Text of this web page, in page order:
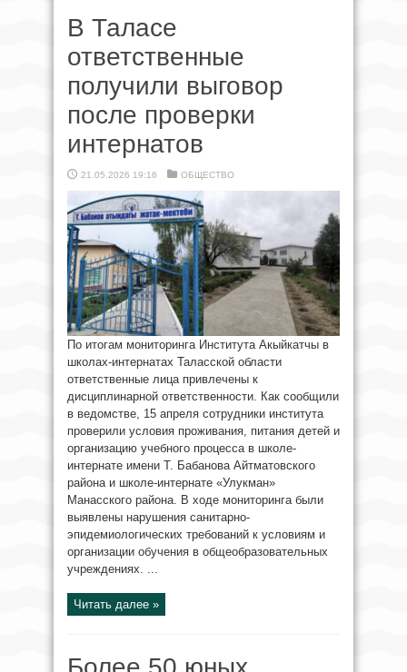
В Таласе
ответственные
получили выговор
после проверки
интернатов
21.05.2026 19:16 ОБЩЕСТВО
По итогам мониторинга Института Акыйкатчы в
школах-интернатах Таласской области
ответственные лица привлечены к
дисциплинарной ответственности. Как сообщили
в ведомстве, 15 апреля сотрудники института
проверили условия проживания, питания детей и
организацию учебного процесса в школе-
интернате имени Т. Бабанова Айтматовского
района и школе-интернате «Улукман»
Манасского района. В ходе мониторинга были
выявлены нарушения санитарно-
эпидемиологических требований к условиям и
организации обучения в общеобразовательных
учреждениях. ...
Читать далее »